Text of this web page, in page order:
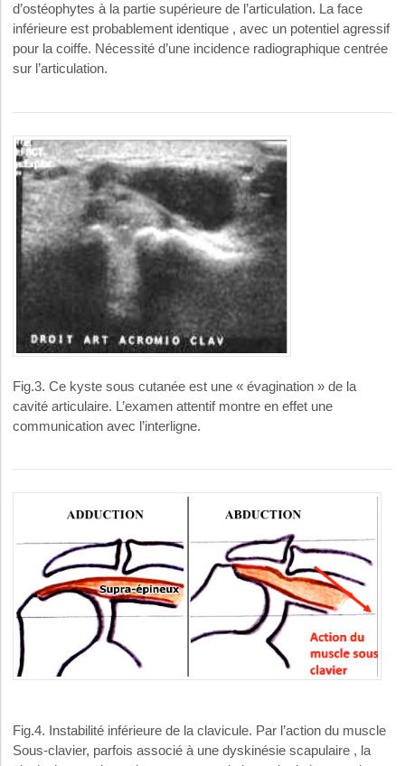
d’ostéophytes à la partie supérieure de l’articulation. La face
inférieure est probablement identique , avec un potentiel agressif
pour la coiffe. Nécessité d’une incidence radiographique centrée
sur l’articulation.
Fig.3. Ce kyste sous cutanée est une « évagination » de la
cavité articulaire. L’examen attentif montre en effet une
communication avec l’interligne.
Fig.4. Instabilité inférieure de la clavicule. Par l’action du muscle
Sous-clavier, parfois associé à une dyskinésie scapulaire , la